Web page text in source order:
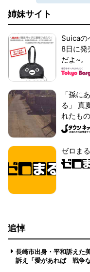
姉妹サイト
Suicaの
8日に発
だよ~。
「孫に
る」 真
れたも
ゼロまる
追悼
長崎市出身・平和訴えた
訴え「愛があれば 戦争